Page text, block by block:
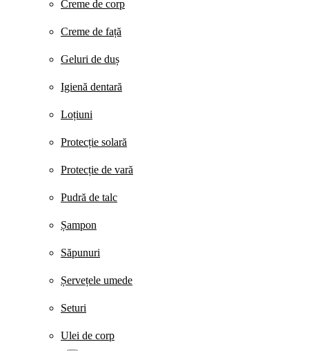
Creme de corp
Creme de față
Geluri de duș
Igienă dentară
Loțiuni
Protecție solară
Protecție de vară
Pudră de talc
Șampon
Săpunuri
Șervețele umede
Seturi
Ulei de corp